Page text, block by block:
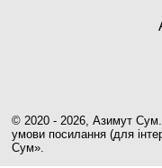
© 2020 - 2026, Азимут Сум.
умови посилання (для
Сум».